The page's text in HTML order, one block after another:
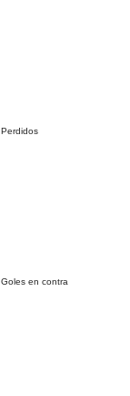
Perdidos
Goles en contra